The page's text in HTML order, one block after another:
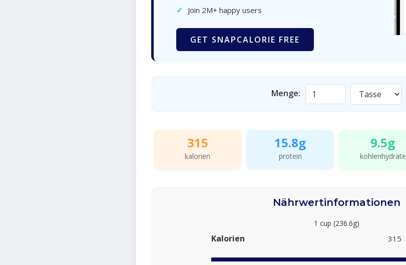
✓ Join 2M+ happy users
GET SNAPCALORIE FREE
Menge:
315
kalorien
15.8g
protein
9.5g
kohlenhydrate
Nährwertinformationen
1 cup (236.6g)
Kalorien 315